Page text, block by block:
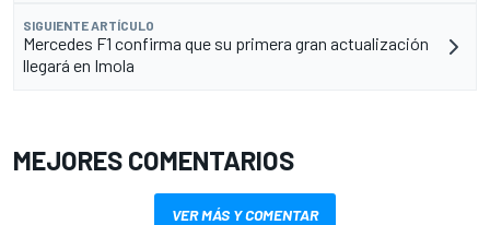
SIGUIENTE ARTÍCULO
Mercedes F1 confirma que su primera gran actualización
llegará en Imola
MEJORES COMENTARIOS
VER MÁS Y COMENTAR